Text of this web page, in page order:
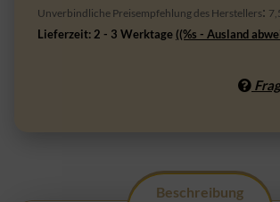
Unverbindliche Preisempfehlung des Herstellers:
Lieferzeit: 2 - 3 Werktage ((%s - Ausland
Beschreibung